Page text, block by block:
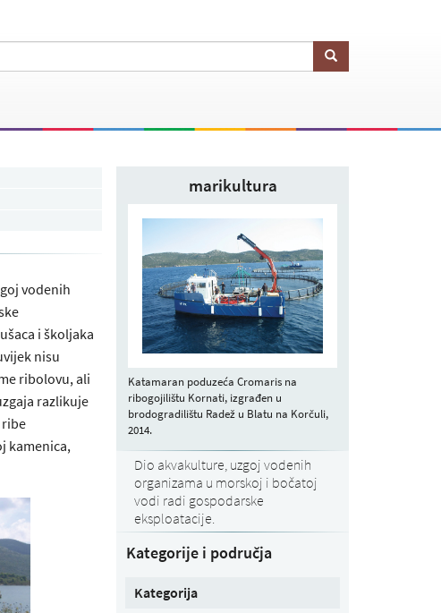
vodenih
i školjaka
nisu
ribolovu, ali
razlikuje
ribe
kamenica,
marikultura
Katamaran poduzeća Cromaris na
ribogojilištu Kornati, izgrađen u
brodogradilištu Radež u Blatu na Korčuli,
2014.
Dio akvakulture, uzgoj vodenih
organizama u morskoj i bočatoj
vodi radi gospodarske
eksploatacije.
Kategorije i područja
Kategorija